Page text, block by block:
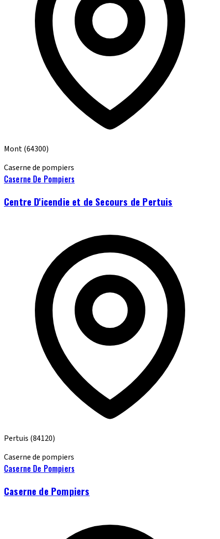
Mont(64300)
Caserne de pompiers
Caserne De Pompiers
Centre D'icendie et de Secours de Pertuis
Pertuis (84120)
Caserne de pompiers
Caserne De Pompiers
Caserne de Pompiers